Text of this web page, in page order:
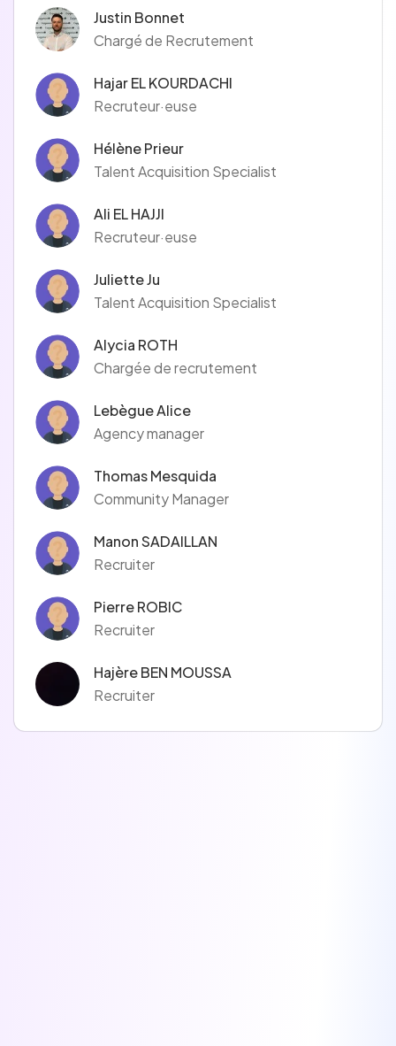
Justin Bonnet
Chargé de Recrutement
Hajar EL KOURDACHI
Recruteur·euse
Hélène Prieur
Talent Acquisition Specialist
Ali EL HAJJI
Recruteur·euse
Juliette Ju
Talent Acquisition Specialist
Alycia ROTH
Chargée de recrutement
Lebègue Alice
Agency manager
Thomas Mesquida
Community Manager
Manon SADAILLAN
Recruiter
Pierre ROBIC
Recruiter
Hajère BEN MOUSSA
Recruiter